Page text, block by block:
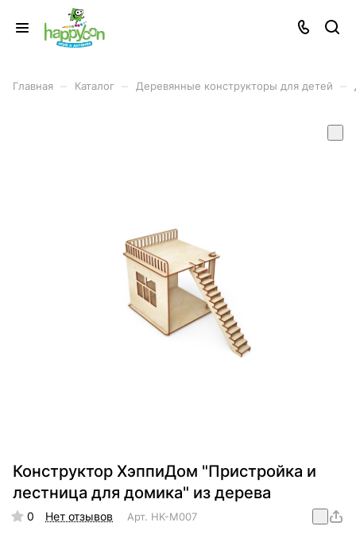
Главная Каталог Деревянные конструкторы для детей
Конструктор ХэппиДом "Пристройка и
лестница для домика" из дерева
0 Нет отзывов Арт. HK-M007